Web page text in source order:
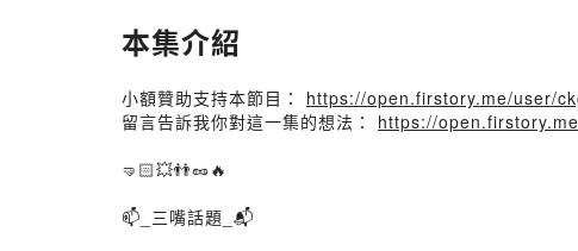
本集介紹
小額贊助支持本節目： https://open.firstory.me/user/
留言告訴我你對這一集的想法： https://
🤜🏻💥👬🥜🔥
📫_三嘴話題_📬